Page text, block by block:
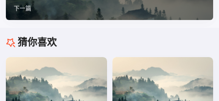
下一篇
猜你喜欢